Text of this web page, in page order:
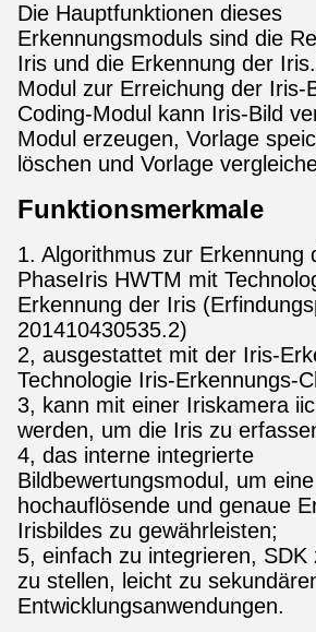
Die Hauptfunktionen dieses
Erkennungsmoduls sind die
Iris und die Erkennung der
Modul zur Erreichung der Iris-
Coding-Modul kann Iris-Bild
Modul erzeugen, Vorlage
löschen und Vorlage
Funktionsmerkmale
1. Algorithmus zur Erkennung
PhaseIris HWTM mit
Erkennung der Iris
201410430535.2)
2, ausgestattet mit der Iris-
Technologie Iris-Erkennungs-
3, kann mit einer Iriskamera
werden, um die Iris zu
4, das interne integrierte
Bildbewertungsmodul, um eine
hochauflösende und genaue
Irisbildes zu gewährleisten;
5, einfach zu integrieren, SDK
zu stellen, leicht zu
Entwicklungsanwendungen.